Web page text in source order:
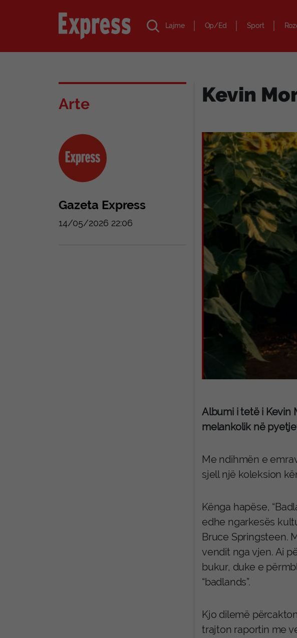
Lajme Op/Ed Sport
Arte
Gazeta Express
14/05/2026 22:06
Kevin
Albumi i tetë i Kevin
melankolik në
Me ndihmën e
sjell një koleksion
Kënga hapëse,
edhe ngarkesës
Bruce Springsteen.
vendit nga vjen. Ai
bukur, duke e
“badlands”.
Kjo dilemë
trajton raportin me